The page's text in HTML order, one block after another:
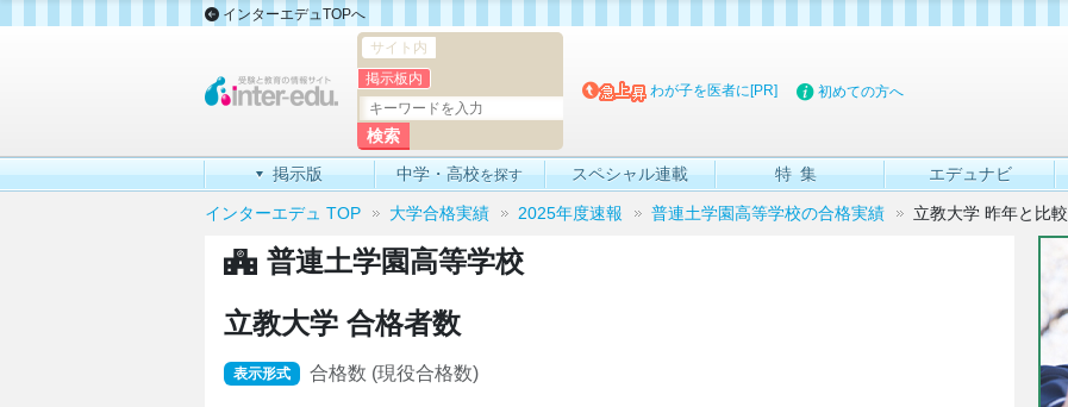
インターエデュTOPへ
サイト内
掲示板内
わが子を医者に[PR] 初めての方へ
掲示版 中学・高校を探す スペシャル連載 特集 エデュナビ
インターエデュ TOP 大学合格実績 2025年度速報 普連土学園高等学校の合格実績 立教大学 昨年と比較
普連土学園高等学校
立教大学 合格者数
表示形式 合格数 (現役合格数)